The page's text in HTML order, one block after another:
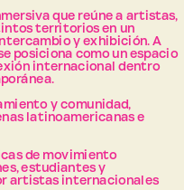
que reúne a artistas,
territorios en un
y exhibición. A
posiciona como un espacio
internacional dentro
y comunidad,
latinoamericanas e
de movimiento
estudiantes y
artistas internacionales